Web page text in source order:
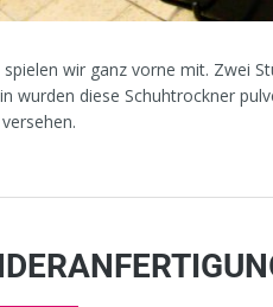
wir ganz vorne mit. Zwei
wurden diese Schuhtrockner